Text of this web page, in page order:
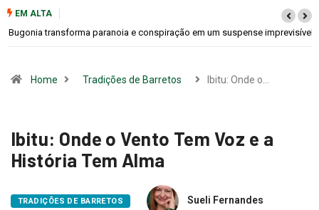
EM ALTA
Bugonia transforma paranoia e conspiração em um suspense imprevisível
Home Tradições de Barretos Ibitu: Onde o…
Ibitu: Onde o Vento Tem Voz e a
História Tem Alma
TRADIÇÕES DE BARRETOS Sueli Fernandes